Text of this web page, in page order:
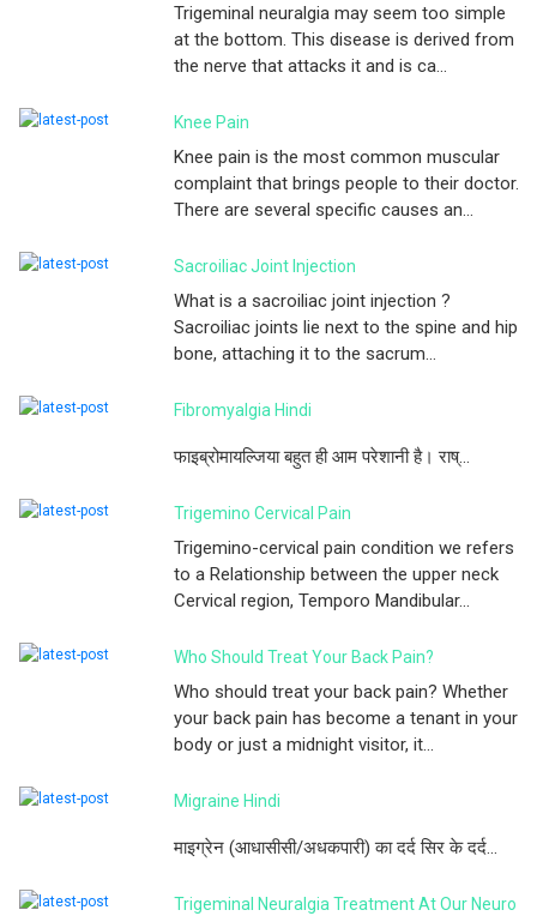
Trigeminal neuralgia may seem too simple
at the bottom. This disease is derived from
the nerve that attacks it and is ca...
Knee Pain
Knee pain is the most common muscular
complaint that brings people to their doctor.
There are several specific causes an...
Sacroiliac Joint Injection
What is a sacroiliac joint injection ?
Sacroiliac joints lie next to the spine and hip
bone, attaching it to the sacrum...
Fibromyalgia Hindi
फाइब्रोमायल्जिया बहुत ही आम परेशानी है। राष्...
Trigemino Cervical Pain
Trigemino-cervical pain condition we refers
to a Relationship between the upper neck
Cervical region, Temporo Mandibular...
Who Should Treat Your Back Pain?
Who should treat your back pain? Whether
your back pain has become a tenant in your
body or just a midnight visitor, it...
Migraine Hindi
माइग्रेन (आधासीसी/अधकपारी) का दर्द सिर के दर्द...
Trigeminal Neuralgia Treatment At Our Neuro